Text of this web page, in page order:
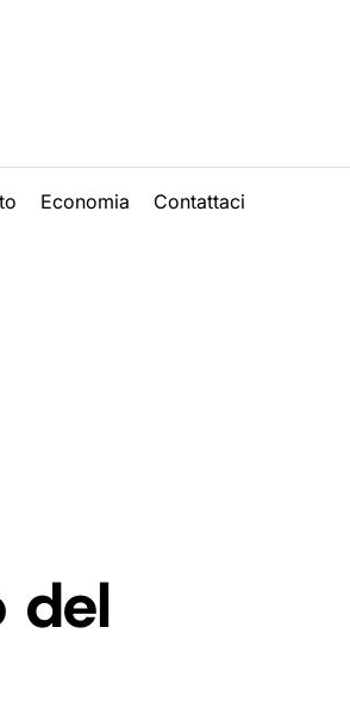
Economia Contattaci
del